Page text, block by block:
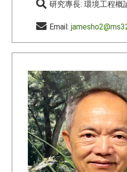
研究專長: 環境工程概
Email: